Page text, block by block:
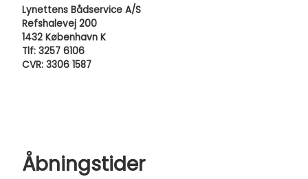
Lynettens Bådservice A/S
Refshalevej 200
1432 København K
Tlf: 3257 6106
CVR: 3306 1587
Åbningstider